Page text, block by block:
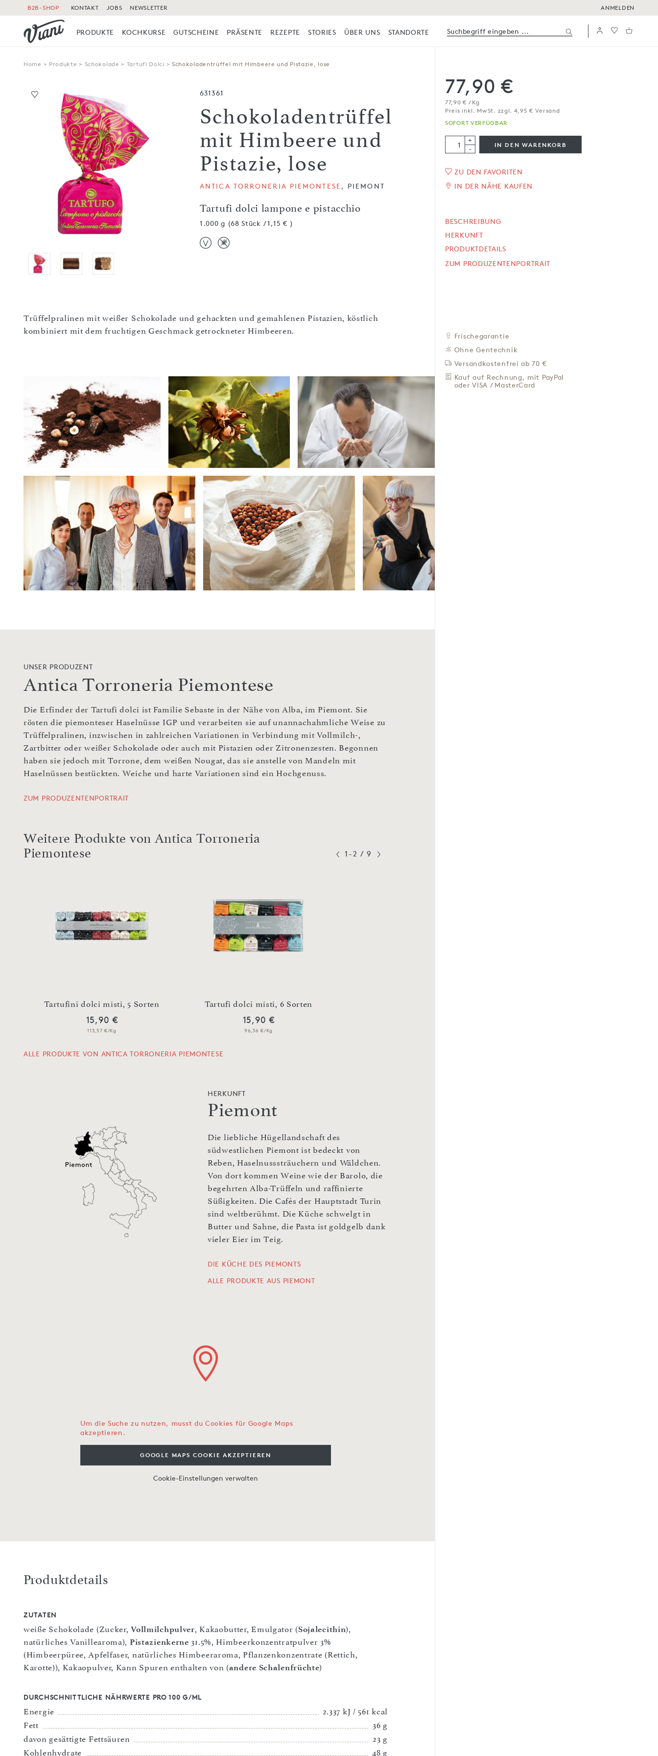
B2B-SHOP KONTAKT JOBS NEWSLETTER ANMELDEN
PRODUKTE KOCHKURSE GUTSCHEINE PRÄSENTE REZEPTE STORIES ÜBER UNS STANDORTE
Home > Produkte > Schokolade > Tartufi Dolci > Schokoladentrüffel mit Himbeere und Pistazie, lose
Himbeere und Pistazie, lose
1.000 g (68 Stück / 1,15 € )
77,90 €
ZU DEN FAVORITEN
IN DER NÄHE KAUFEN
BESCHREIBUNG
HERKUNFT
631361
Schokoladentrüffel
mit Himbeere und
Pistazie, lose
Tartufi dolci lampone e pistacchio
ANTICA TORRONERIA PIEMONTESE , PIEMONT
1.000 g (68 Stück / 1,15 € )
SOFORT VERFÜGBAR
77,90 €
77,90 € / Kg
Preis inkl. MwSt. zzgl. 4,95 € Versand
+
-
IN DEN WARENKORB
ZU DEN FAVORITEN
IN DER NÄHE KAUFEN
BESCHREIBUNG
HERKUNFT
PRODUKTDETAILS
ZUM PRODUZENTENPORTRAIT
Frischegarantie
Ohne Gentechnik
Versandkostenfrei ab 70 €
Kauf auf Rechnung, mit PayPal
oder VISA / MasterCard
Trüffelpralinen mit weißer Schokolade und gehackten und gemahlenen Pistazien, köstlich
kombiniert mit dem fruchtigen Geschmack getrockneter Himbeeren.
UNSER PRODUZENT
Antica Torroneria Piemontese
Die Erfinder der Tartufi dolci ist Familie Sebaste in der Nähe von Alba, im Piemont. Sie
rösten die piemonteser Haselnüsse IGP und verarbeiten sie auf unannachahmliche Weise zu
Trüffelpralinen, inzwischen in zahlreichen Variationen in Verbindung mit Vollmilch-,
Zartbitter oder weißer Schokolade oder auch mit Pistazien oder Zitronenzesten. Begonnen
haben sie jedoch mit Torrone, dem weißen Nougat, das sie anstelle von Mandeln mit
Haselnüssen bestückten. Weiche und harte Variationen sind ein Hochgenuss.
ZUM PRODUZENTENPORTRAIT
Weitere Produkte von Antica Torroneria
Piemontese
Tartufini dolci misti, 5 Sorten
15,90 €
113,57 €/Kg
Tartufi dolci misti, 6 Sorten
15,90 €
96,36 €/Kg
1-2 / 9
ALLE PRODUKTE VON ANTICA TORRONERIA PIEMONTESE
HERKUNFT
Piemont
Die liebliche Hügellandschaft des
südwestlichen Piemont ist bedeckt von
Reben, Haselnusssträuchern und Wäldchen.
Von dort kommen Weine wie der Barolo, die
begehrten Alba-Trüffeln und raffinierte
Süßigkeiten. Die Cafés der Hauptstadt Turin
sind weltberühmt. Die Küche schwelgt in
Butter und Sahne, die Pasta ist goldgelb dank
vieler Eier im Teig.
DIE KÜCHE DES PIEMONTS
ALLE PRODUKTE AUS PIEMONT
Um die Suche zu nutzen, musst du Cookies für Google Maps
akzeptieren.
GOOGLE MAPS COOKIE AKZEPTIEREN
Cookie-Einstellungen verwalten
Produktdetails
ZUTATEN
weiße Schokolade (Zucker,Vollmilchpulver, Kakaobutter, Emulgator (Sojalecithin),
natürliches Vanillearoma), Pistazienkerne 31.5%, Himbeerkonzentratpulver 3%
(Himbeerpüree, Apfelfaser, natürliches Himbeeraroma, Pflanzenkonzentrate (Rettich,
Karotte)), Kakaopulver, Kann Spuren enthalten von (andere Schalenfrüchte)
DURCHSCHNITTLICHE NÄHRWERTE PRO 100 G/ML
Energie
2.337 kJ / 561 kcal
Fett
36 g
davon gesättigte Fettsäuren
23 g
Kohlenhydrate
48 g